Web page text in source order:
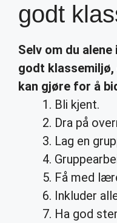
godt
Selv om du
godt klassemiljø
kan gjøre for å
Bli kjent.
Dra på
Lag en
Få med
Inkluder
Ha god